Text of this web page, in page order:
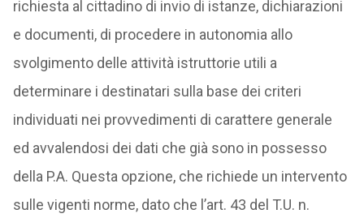
richiesta al cittadino di invio di istanze, dichiarazioni
e documenti, di procedere in autonomia allo
svolgimento delle attività istruttorie utili a
determinare i destinatari sulla base dei criteri
individuati nei provvedimenti di carattere generale
ed avvalendosi dei dati che già sono in possesso
della P.A. Questa opzione, che richiede un intervento
sulle vigenti norme, dato che l’art. 43 del T.U. n.